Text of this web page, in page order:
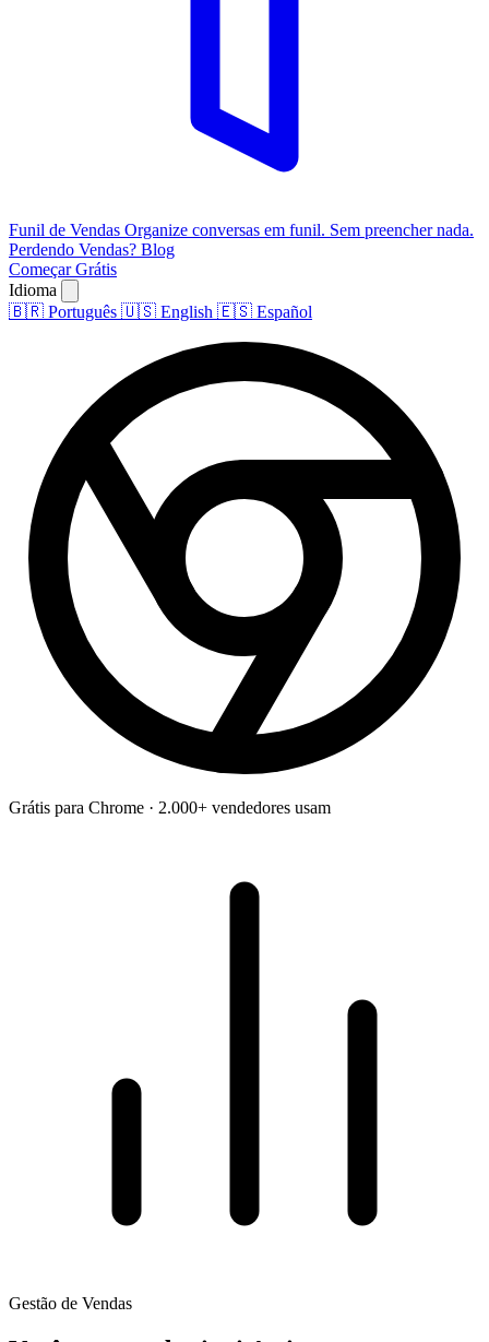
Funil de Vendas Organize conversas em funil. Sem preencher nada.
Perdendo Vendas? Blog
Começar Grátis
Idioma
🇧🇷 Português 🇺🇸 English 🇪🇸 Español
Grátis para Chrome · 2.000+ vendedores usam
Gestão de Vendas